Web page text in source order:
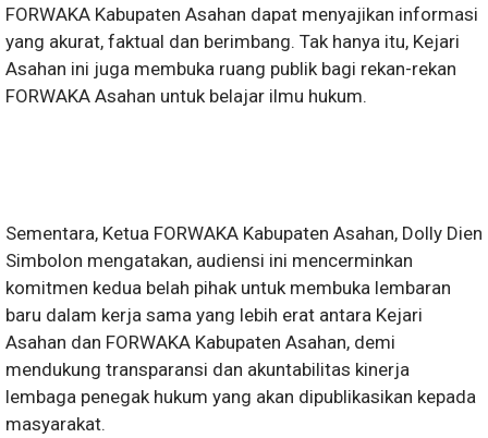
FORWAKA Kabupaten Asahan dapat menyajikan informasi
yang akurat, faktual dan berimbang. Tak hanya itu, Kejari
Asahan ini juga membuka ruang publik bagi rekan-rekan
FORWAKA Asahan untuk belajar ilmu hukum.
Sementara, Ketua FORWAKA Kabupaten Asahan, Dolly Dien
Simbolon mengatakan, audiensi ini mencerminkan
komitmen kedua belah pihak untuk membuka lembaran
baru dalam kerja sama yang lebih erat antara Kejari
Asahan dan FORWAKA Kabupaten Asahan, demi
mendukung transparansi dan akuntabilitas kinerja
lembaga penegak hukum yang akan dipublikasikan kepada
masyarakat.